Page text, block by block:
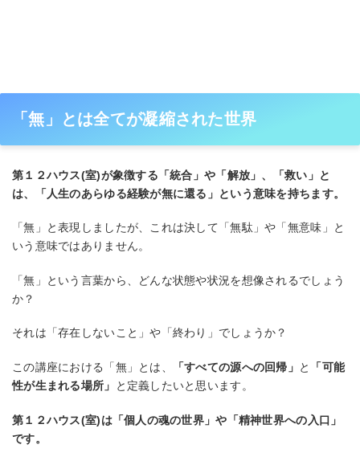
「無」とは全てが凝縮された世界
第１２ハウス(室)が象徴する「統合」や「解放」、「救い」と
は、「人生のあらゆる経験が無に還る」という意味を持ちます。
「無」と表現しましたが、これは決して「無駄」や「無意味」と
いう意味ではありません。
「無」という言葉から、どんな状態や状況を想像されるでしょう
か？
それは「存在しないこと」や「終わり」でしょうか？
この講座における「無」とは、 「すべての源への回帰」 と
「可能
性が生まれる場所」
と定義したいと思います。
第１２ハウス(室)は「個人の魂の世界」や「精神世界への入口」
です。